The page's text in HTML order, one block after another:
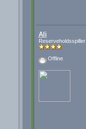
Ali
Reserveholdsspiller
Offline